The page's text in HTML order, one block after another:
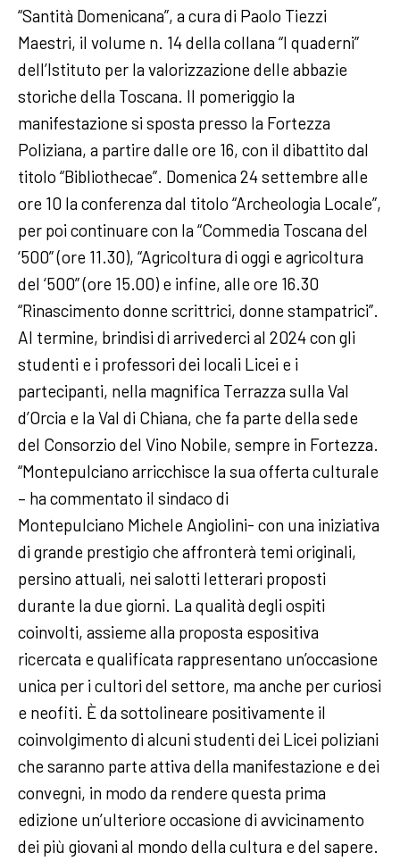
“Santità Domenicana”, a cura di Paolo Tiezzi
Maestri, il volume n. 14 della collana “I quaderni”
dell’Istituto per la valorizzazione delle abbazie
storiche della Toscana. Il pomeriggio la
manifestazione si sposta presso la Fortezza
Poliziana, a partire dalle ore 16, con il dibattito dal
titolo “Bibliothecae”. Domenica 24 settembre alle
ore 10 la conferenza dal titolo “Archeologia Locale”,
per poi continuare con la “Commedia Toscana del
‘500” (ore 11.30), “Agricoltura di oggi e agricoltura
del ‘500” (ore 15.00) e infine, alle ore 16.30
“Rinascimento donne scrittrici, donne stampatrici”.
Al termine, brindisi di arrivederci al 2024 con gli
studenti e i professori dei locali Licei e i
partecipanti, nella magnifica Terrazza sulla Val
d’Orcia e la Val di Chiana, che fa parte della sede
del Consorzio del Vino Nobile, sempre in Fortezza.
“Montepulciano arricchisce la sua offerta culturale
– ha commentato il sindaco di
Montepulciano Michele Angiolini- con una iniziativa
di grande prestigio che affronterà temi originali,
persino attuali, nei salotti letterari proposti
durante la due giorni. La qualità degli ospiti
coinvolti, assieme alla proposta espositiva
ricercata e qualificata rappresentano un’occasione
unica per i cultori del settore, ma anche per curiosi
e neofiti. È da sottolineare positivamente il
coinvolgimento di alcuni studenti dei Licei poliziani
che saranno parte attiva della manifestazione e dei
convegni, in modo da rendere questa prima
edizione un’ulteriore occasione di avvicinamento
dei più giovani al mondo della cultura e del sapere.